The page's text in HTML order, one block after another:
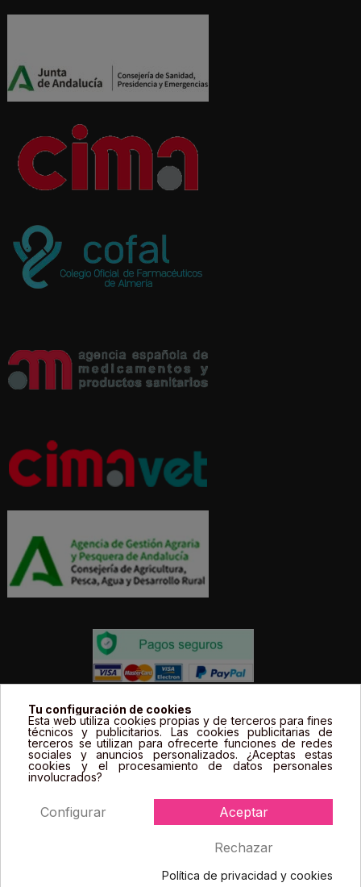
Todos los precios estás expresados en Euros e
incluyen el IVA. | Todas las marcas, logotipos y fotos de
productos son propiedad legal de sus propietarios y
sólo se muestran a título informativo.
Tu configuración de cookies
Esta web utiliza cookies propias y de terceros para fines
técnicos y publicitarios. Las cookies publicitarias de
terceros se utilizan para ofrecerte funciones de redes
sociales y anuncios personalizados. ¿Aceptas estas
cookies y el procesamiento de datos personales
involucrados?
Aceptar
Rechazar
Configurar
Política de privacidad y cookies